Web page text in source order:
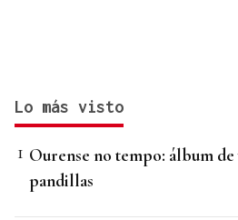
Lo más visto
Ourense no tempo: álbum de
pandillas